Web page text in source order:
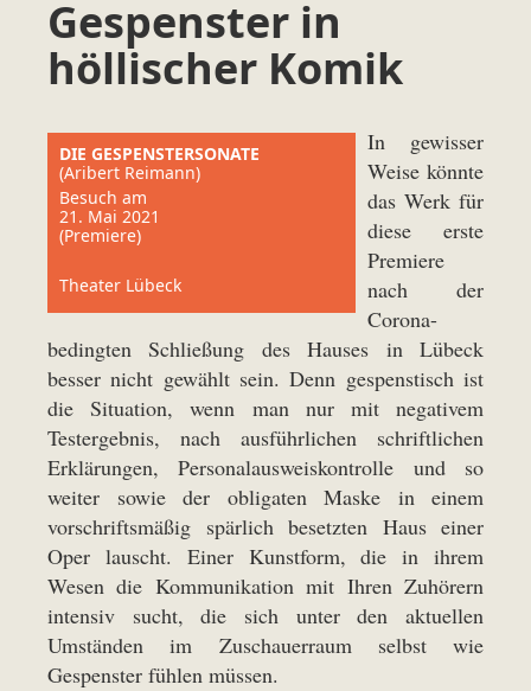
Gespenster in
höllischer Komik
DIE GESPENSTERSONATE
(Aribert Reimann)
Besuch am
21. Mai 2021
(Premiere)
Theater Lübeck
In gewisser
Weise könnte
das Werk für
diese erste
Premiere
nach der
Corona-
bedingten Schließung des Hauses in Lübeck
besser nicht gewählt sein. Denn gespenstisch ist
die Situation, wenn man nur mit negativem
Testergebnis, nach ausführlichen schriftlichen
Erklärungen, Personalausweiskontrolle und so
weiter sowie der obligaten Maske in einem
vorschriftsmäßig spärlich besetzten Haus einer
Oper lauscht. Einer Kunstform, die in ihrem
Wesen die Kommunikation mit Ihren Zuhörern
intensiv sucht, die sich unter den aktuellen
Umständen im Zuschauerraum selbst wie
Gespenster fühlen müssen.